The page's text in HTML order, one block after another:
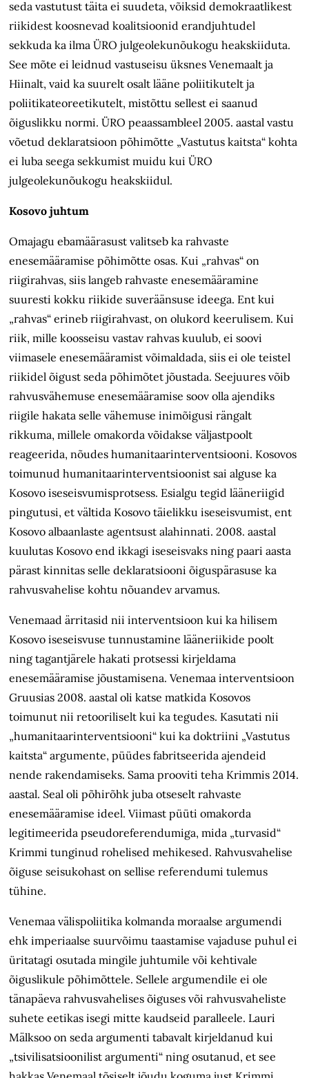
seda vastutust täita ei suudeta, võiksid demokraatlikest
riikidest koosnevad koalitsioonid erandjuhtudel
sekkuda ka ilma ÜRO julgeolekunõukogu heakskiiduta.
See mõte ei leidnud vastuseisu üksnes Venemaalt ja
Hiinalt, vaid ka suurelt osalt lääne poliitikutelt ja
poliitikateoreetikutelt, mistõttu sellest ei saanud
õiguslikku normi. ÜRO peaassambleel 2005. aastal vastu
võetud deklaratsioon põhimõtte „Vastutus kaitsta“ kohta
ei luba seega sekkumist muidu kui ÜRO
julgeolekunõukogu heakskiidul.
Kosovo juhtum
Omajagu ebamäärasust valitseb ka rahvaste
enesemääramise põhimõtte osas. Kui „rahvas“ on
riigirahvas, siis langeb rahvaste enesemääramine
suuresti kokku riikide suveräänsuse ideega. Ent kui
„rahvas“ erineb riigirahvast, on olukord keerulisem. Kui
riik, mille koosseisu vastav rahvas kuulub, ei soovi
viimasele enesemääramist võimaldada, siis ei ole teistel
riikidel õigust seda põhimõtet jõustada. Seejuures võib
rahvusvähemuse enesemääramise soov olla ajendiks
riigile hakata selle vähemuse inimõigusi rängalt
rikkuma, millele omakorda võidakse väljastpoolt
reageerida, nõudes humanitaarinterventsiooni. Kosovos
toimunud humanitaar­interventsioonist sai alguse ka
Kosovo iseseisvumisprotsess. Esialgu tegid lääneriigid
pingutusi, et vältida Kosovo täielikku iseseisvumist, ent
Kosovo albaanlaste agentsust alahinnati. 2008. aastal
kuulutas Kosovo end ikkagi iseseisvaks ning paari aasta
pärast kinnitas selle deklaratsiooni õiguspärasuse ka
rahvusvahelise kohtu nõuandev arvamus.
Venemaad ärritasid nii interventsioon kui ka hilisem
Kosovo iseseisvuse tunnustamine lääneriikide poolt
ning tagantjärele hakati protsessi kirjeldama
enesemääramise jõustamisena. Venemaa interventsioon
Gruusias 2008. aastal oli katse matkida Kosovos
toimunut nii retooriliselt kui ka tegudes. Kasutati nii
„humanitaarinterventsiooni“ kui ka doktriini „Vastutus
kaitsta“ argumente, püüdes fabritseerida ajendeid
nende rakendamiseks. Sama prooviti teha Krimmis 2014.
aastal. Seal oli põhirõhk juba otseselt rahvaste
enesemääramise ideel. Viimast püüti omakorda
legitimeerida pseudoreferendumiga, mida „turvasid“
Krimmi tunginud rohelised mehikesed. Rahvusvahelise
õiguse seisukohast on sellise referendumi tulemus
tühine.
Venemaa välispoliitika kolmanda moraalse argumendi
ehk imperiaalse suurvõimu taastamise vajaduse puhul ei
üritatagi osutada mingile juhtumile või kehtivale
õiguslikule põhimõttele. Sellele argumendile ei ole
tänapäeva rahvusvahelises õiguses või rahvusvaheliste
suhete eetikas isegi mitte kaudseid paralleele. Lauri
Mälksoo on seda argumenti tabavalt kirjeldanud kui
„tsivilisatsioonilist argumenti“ ning osutanud, et see